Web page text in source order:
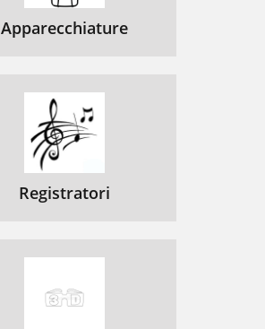
Apparecchiature
Registratori